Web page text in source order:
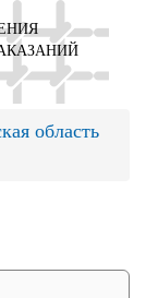
область